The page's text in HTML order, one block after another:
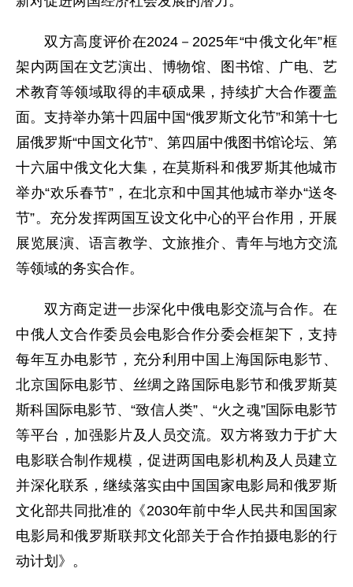
双方高度评价在2024－2025年“中俄文化年”框
架内两国在文艺演出、博物馆、图书馆、广电、艺
术教育等领域取得的丰硕成果，持续扩大合作覆盖
面。支持举办第十四届中国“俄罗斯文化节”和第十七
届俄罗斯“中国文化节”、第四届中俄图书馆论坛、第
十六届中俄文化大集，在莫斯科和俄罗斯其他城市
举办“欢乐春节”，在北京和中国其他城市举办“送冬
节”。充分发挥两国互设文化中心的平台作用，开展
展览展演、语言教学、文旅推介、青年与地方交流
等领域的务实合作。
双方商定进一步深化中俄电影交流与合作。在
中俄人文合作委员会电影合作分委会框架下，支持
每年互办电影节，充分利用中国上海国际电影节、
北京国际电影节、丝绸之路国际电影节和俄罗斯莫
斯科国际电影节、“致信人类”、“火之魂”国际电影节
等平台，加强影片及人员交流。双方将致力于扩大
电影联合制作规模，促进两国电影机构及人员建立
并深化联系，继续落实由中国国家电影局和俄罗斯
文化部共同批准的《2030年前中华人民共和国国家
电影局和俄罗斯联邦文化部关于合作拍摄电影的行
动计划》。